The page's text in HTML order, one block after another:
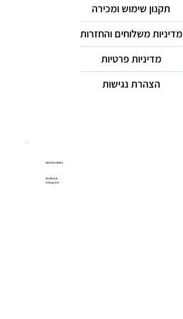
תקנון שימוש ומכירה
מדיניות משלוחים והחזרות
מדיניות פרטיות
הצהרת נגישות
רשתות חברתיות
Facebook
Instagram